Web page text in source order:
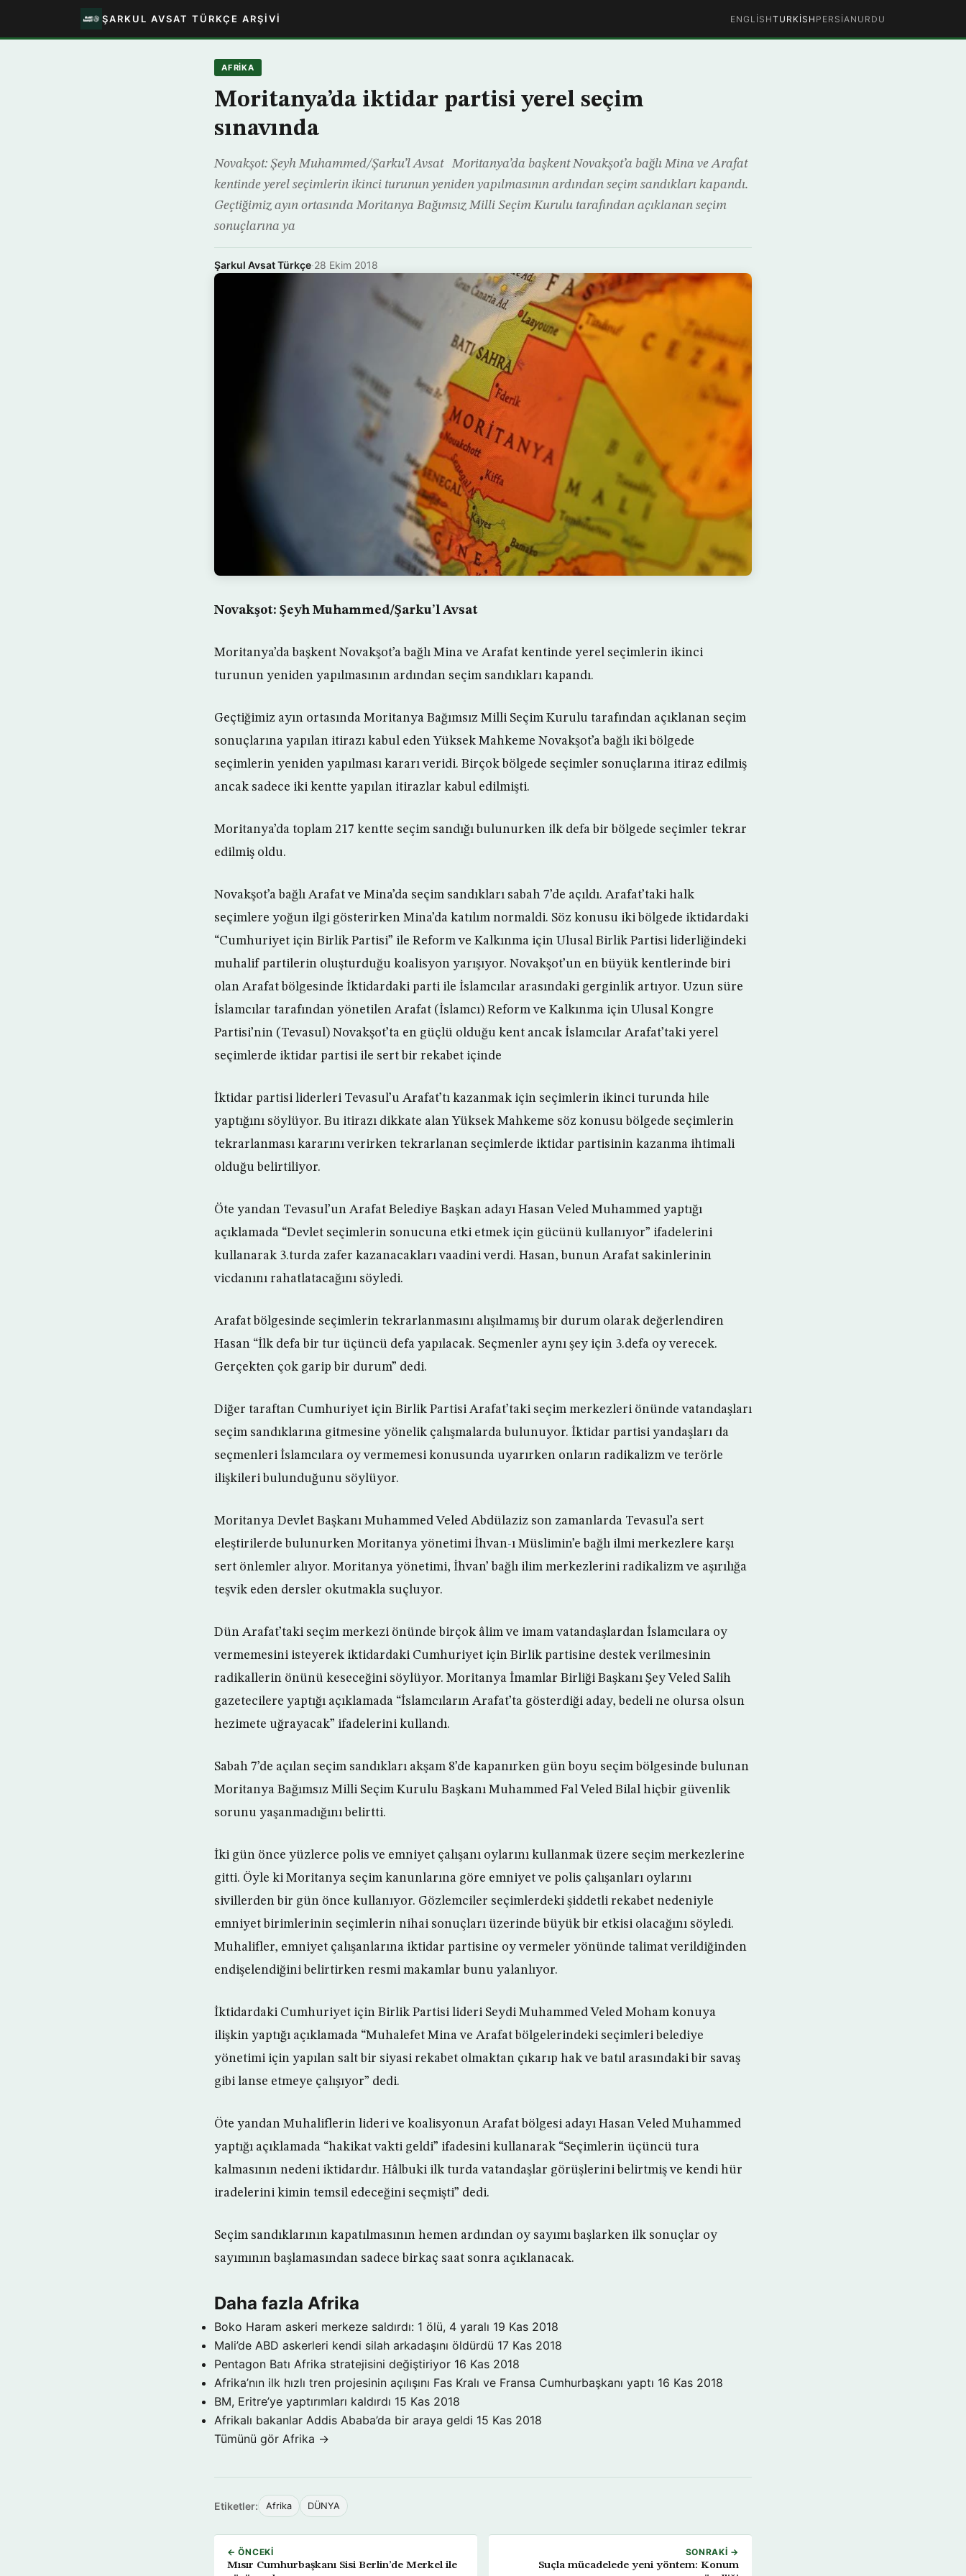
ŞARKUL AVSAT TÜRKÇE ARŞIVI ENGLISHTURKISH PERSIAN URDU
AFRIKA
Moritanya’da iktidar partisi yerel seçim
sınavında
Novakşot: Şeyh Muhammed/Şarku’l Avsat Moritanya’da başkent Novakşot’a bağlı Mina ve Arafat
kentinde yerel seçimlerin ikinci turunun yeniden yapılmasının ardından seçim sandıkları kapandı.
Geçtiğimiz ayın ortasında Moritanya Bağımsız Milli Seçim Kurulu tarafından açıklanan seçim
sonuçlarına ya
Şarkul Avsat Türkçe·28 Ekim 2018
Novakşot: Şeyh Muhammed/Şarku’l Avsat
Moritanya’da başkent Novakşot’a bağlı Mina ve Arafat kentinde yerel seçimlerin ikinci
turunun yeniden yapılmasının ardından seçim sandıkları kapandı.
Geçtiğimiz ayın ortasında Moritanya Bağımsız Milli Seçim Kurulu tarafından açıklanan seçim
sonuçlarına yapılan itirazı kabul eden Yüksek Mahkeme Novakşot’a bağlı iki bölgede
seçimlerin yeniden yapılması kararı veridi. Birçok bölgede seçimler sonuçlarına itiraz edilmiş
ancak sadece iki kentte yapılan itirazlar kabul edilmişti.
Moritanya’da toplam 217 kentte seçim sandığı bulunurken ilk defa bir bölgede seçimler tekrar
edilmiş oldu.
Novakşot’a bağlı Arafat ve Mina’da seçim sandıkları sabah 7’de açıldı. Arafat’taki halk
seçimlere yoğun ilgi gösterirken Mina’da katılım normaldi. Söz konusu iki bölgede iktidardaki
“Cumhuriyet için Birlik Partisi” ile Reform ve Kalkınma için Ulusal Birlik Partisi liderliğindeki
muhalif partilerin oluşturduğu koalisyon yarışıyor. Novakşot’un en büyük kentlerinde biri
olan Arafat bölgesinde İktidardaki parti ile İslamcılar arasındaki gerginlik artıyor. Uzun süre
İslamcılar tarafından yönetilen Arafat (İslamcı) Reform ve Kalkınma için Ulusal Kongre
Partisi’nin (Tevasul) Novakşot’ta en güçlü olduğu kent ancak İslamcılar Arafat’taki yerel
seçimlerde iktidar partisi ile sert bir rekabet içinde
İktidar partisi liderleri Tevasul’u Arafat’tı kazanmak için seçimlerin ikinci turunda hile
yaptığını söylüyor. Bu itirazı dikkate alan Yüksek Mahkeme söz konusu bölgede seçimlerin
tekrarlanması kararını verirken tekrarlanan seçimlerde iktidar partisinin kazanma ihtimali
olduğu belirtiliyor.
Öte yandan Tevasul’un Arafat Belediye Başkan adayı Hasan Veled Muhammed yaptığı
açıklamada “Devlet seçimlerin sonucuna etki etmek için gücünü kullanıyor” ifadelerini
kullanarak 3.turda zafer kazanacakları vaadini verdi. Hasan, bunun Arafat sakinlerinin
vicdanını rahatlatacağını söyledi.
Arafat bölgesinde seçimlerin tekrarlanmasını alışılmamış bir durum olarak değerlendiren
Hasan “İlk defa bir tur üçüncü defa yapılacak. Seçmenler aynı şey için 3.defa oy verecek.
Gerçekten çok garip bir durum” dedi.
Diğer taraftan Cumhuriyet için Birlik Partisi Arafat’taki seçim merkezleri önünde vatandaşları
seçim sandıklarına gitmesine yönelik çalışmalarda bulunuyor. İktidar partisi yandaşları da
seçmenleri İslamcılara oy vermemesi konusunda uyarırken onların radikalizm ve terörle
ilişkileri bulunduğunu söylüyor.
Moritanya Devlet Başkanı Muhammed Veled Abdülaziz son zamanlarda Tevasul’a sert
eleştirilerde bulunurken Moritanya yönetimi İhvan-ı Müslimin’e bağlı ilmi merkezlere karşı
sert önlemler alıyor. Moritanya yönetimi, İhvan’ bağlı ilim merkezlerini radikalizm ve aşırılığa
teşvik eden dersler okutmakla suçluyor.
Dün Arafat’taki seçim merkezi önünde birçok âlim ve imam vatandaşlardan İslamcılara oy
vermemesini isteyerek iktidardaki Cumhuriyet için Birlik partisine destek verilmesinin
radikallerin önünü keseceğini söylüyor. Moritanya İmamlar Birliği Başkanı Şey Veled Salih
gazetecilere yaptığı açıklamada “İslamcıların Arafat’ta gösterdiği aday, bedeli ne olursa olsun
hezimete uğrayacak” ifadelerini kullandı.
Sabah 7’de açılan seçim sandıkları akşam 8’de kapanırken gün boyu seçim bölgesinde bulunan
Moritanya Bağımsız Milli Seçim Kurulu Başkanı Muhammed Fal Veled Bilal hiçbir güvenlik
sorunu yaşanmadığını belirtti.
İki gün önce yüzlerce polis ve emniyet çalışanı oylarını kullanmak üzere seçim merkezlerine
gitti. Öyle ki Moritanya seçim kanunlarına göre emniyet ve polis çalışanları oylarını
sivillerden bir gün önce kullanıyor. Gözlemciler seçimlerdeki şiddetli rekabet nedeniyle
emniyet birimlerinin seçimlerin nihai sonuçları üzerinde büyük bir etkisi olacağını söyledi.
Muhalifler, emniyet çalışanlarına iktidar partisine oy vermeler yönünde talimat verildiğinden
endişelendiğini belirtirken resmi makamlar bunu yalanlıyor.
İktidardaki Cumhuriyet için Birlik Partisi lideri Seydi Muhammed Veled Moham konuya
ilişkin yaptığı açıklamada “Muhalefet Mina ve Arafat bölgelerindeki seçimleri belediye
yönetimi için yapılan salt bir siyasi rekabet olmaktan çıkarıp hak ve batıl arasındaki bir savaş
gibi lanse etmeye çalışıyor” dedi.
Öte yandan Muhaliflerin lideri ve koalisyonun Arafat bölgesi adayı Hasan Veled Muhammed
yaptığı açıklamada “hakikat vakti geldi” ifadesini kullanarak “Seçimlerin üçüncü tura
kalmasının nedeni iktidardır. Hâlbuki ilk turda vatandaşlar görüşlerini belirtmiş ve kendi hür
iradelerini kimin temsil edeceğini seçmişti” dedi.
Seçim sandıklarının kapatılmasının hemen ardından oy sayımı başlarken ilk sonuçlar oy
sayımının başlamasından sadece birkaç saat sonra açıklanacak.
Daha fazla Afrika
Boko Haram askeri merkeze saldırdı: 1 ölü, 4 yaralı 19 Kas 2018
Mali’de ABD askerleri kendi silah arkadaşını öldürdü 17 Kas 2018
Pentagon Batı Afrika stratejisini değiştiriyor 16 Kas 2018
Afrika’nın ilk hızlı tren projesinin açılışını Fas Kralı ve Fransa Cumhurbaşkanı yaptı 16 Kas 2018
BM, Eritre’ye yaptırımları kaldırdı 15 Kas 2018
Afrikalı bakanlar Addis Ababa’da bir araya geldi 15 Kas 2018
Tümünü gör Afrika →
Etiketler: Afrika DÜNYA
← ÖNCEKI
Mısır Cumhurbaşkanı Sisi Berlin’de Merkel ile
SONRAKI →
Suçla mücadelede yeni yöntem: Konum